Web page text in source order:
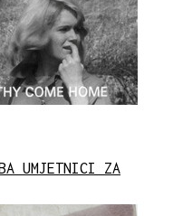
UMJETNICI ZA